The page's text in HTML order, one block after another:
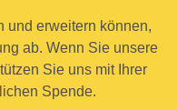
und erweitern können,
ab. Wenn Sie unsere
Sie uns mit Ihrer
Spende.